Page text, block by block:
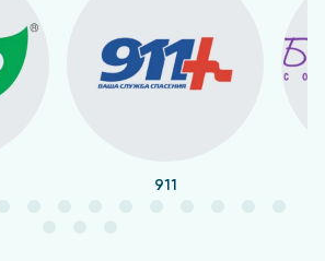
911